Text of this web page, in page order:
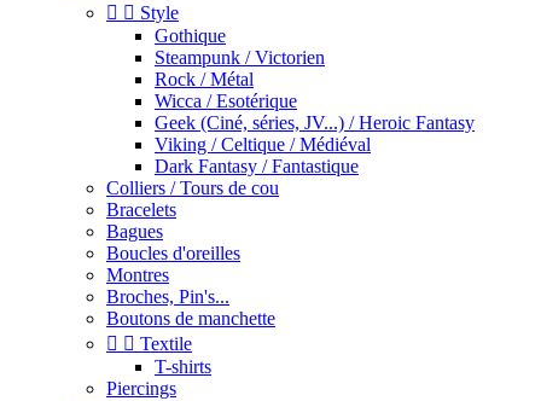
  Style
Gothique
Steampunk / Victorien
Rock / Métal
Wicca / Esotérique
Geek (Ciné, séries, JV...) / Heroic Fantasy
Viking / Celtique / Médiéval
Dark Fantasy / Fantastique
Colliers / Tours de cou
Bracelets
Bagues
Boucles d'oreilles
Montres
Broches, Pin's...
Boutons de manchette
  Textile
T-shirts
Piercings